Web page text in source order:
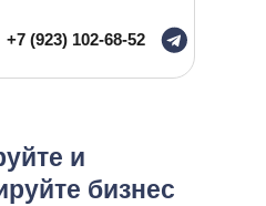
+7 (923) 102-68-52
и
бизнес